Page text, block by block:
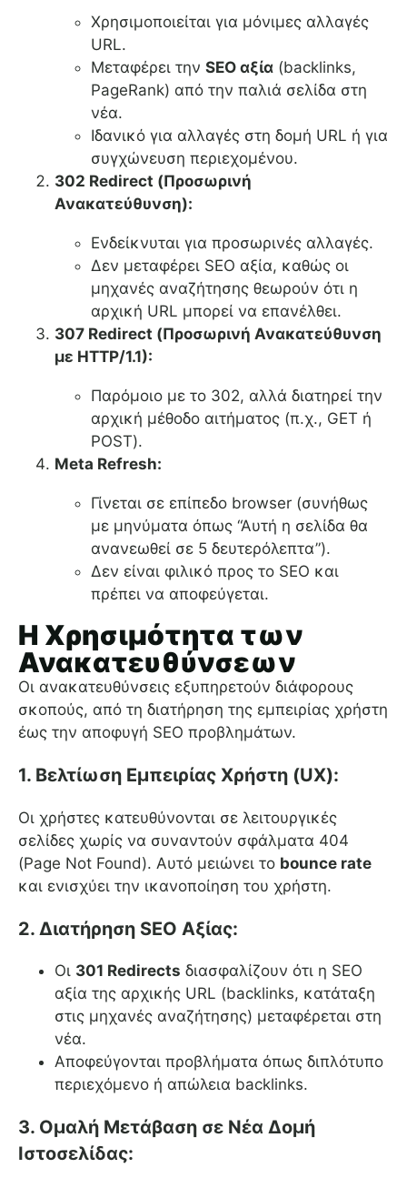
Χρησιμοποιείται για μόνιμες αλλαγές
URL.
Μεταφέρει την SEO αξία (backlinks,
PageRank) από την παλιά σελίδα στη
νέα.
Ιδανικό για αλλαγές στη δομή URL ή για
συγχώνευση περιεχομένου.
302 Redirect (Προσωρινή
Ανακατεύθυνση):
Ενδείκνυται για προσωρινές αλλαγές.
Δεν μεταφέρει SEO αξία, καθώς οι
μηχανές αναζήτησης θεωρούν ότι η
αρχική URL μπορεί να επανέλθει.
307 Redirect (Προσωρινή Ανακατεύθυνση
με HTTP/1.1):
Παρόμοιο με το 302, αλλά διατηρεί την
αρχική μέθοδο αιτήματος (π.χ., GET ή
POST).
Meta Refresh:
Γίνεται σε επίπεδο browser (συνήθως
με μηνύματα όπως “Αυτή η σελίδα θα
ανανεωθεί σε 5 δευτερόλεπτα”).
Δεν είναι φιλικό προς το SEO και
πρέπει να αποφεύγεται.
Η Χρησιμότητα των
Ανακατευθύνσεων
Οι ανακατευθύνσεις εξυπηρετούν διάφορους
σκοπούς, από τη διατήρηση της εμπειρίας χρήστη
έως την αποφυγή SEO προβλημάτων.
1. Βελτίωση Εμπειρίας Χρήστη (UX):
Οι χρήστες κατευθύνονται σε λειτουργικές
σελίδες χωρίς να συναντούν σφάλματα 404
(Page Not Found). Αυτό μειώνει το bounce rate
και ενισχύει την ικανοποίηση του χρήστη.
2. Διατήρηση SEO Αξίας:
Οι 301 Redirects διασφαλίζουν ότι η SEO
αξία της αρχικής URL (backlinks, κατάταξη
στις μηχανές αναζήτησης) μεταφέρεται στη
νέα.
Αποφεύγονται προβλήματα όπως διπλότυπο
περιεχόμενο ή απώλεια backlinks.
3. Ομαλή Μετάβαση σε Νέα Δομή
Ιστοσελίδας: